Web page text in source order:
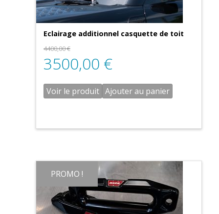
Eclairage additionnel casquette de toit
4400,00€
3500,00 €
Voir le produit Ajouter au panier
PROMO !